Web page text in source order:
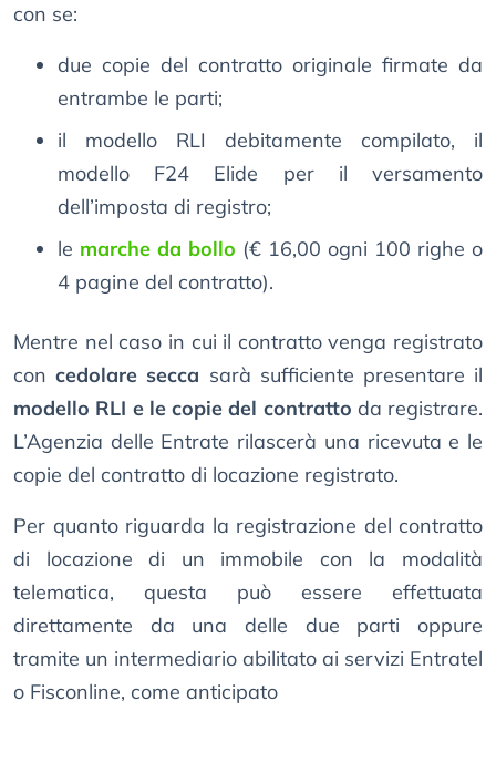
con se:
due copie del contratto originale firmate da
entrambe le parti;
il modello RLI debitamente compilato, il
modello F24 Elide per il versamento
dell’imposta di registro;
le marche da bollo (€ 16,00 ogni 100 righe o
4 pagine del contratto).
Mentre nel caso in cui il contratto venga registrato
concedolare secca sarà sufficiente presentare il
modello RLI e le copie del contratto da registrare.
L’Agenzia delle Entrate rilascerà una ricevuta e le
copie del contratto di locazione registrato.
Per quanto riguarda la registrazione del contratto
di locazione di un immobile con la modalità
telematica, questa può essere effettuata
direttamente da una delle due parti oppure
tramite un intermediario abilitato ai servizi Entratel
o Fisconline, come anticipato